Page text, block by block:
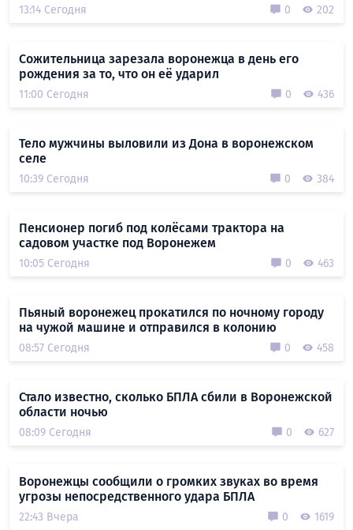
13:14 Сегодня 0 202
Сожительница зарезала воронежца в день его
рождения за то, что он её ударил
11:00 Сегодня 0 436
Тело мужчины выловили из Дона в воронежском
селе
10:39 Сегодня 0 384
Пенсионер погиб под колёсами трактора на
садовом участке под Воронежем
10:05 Сегодня 0 463
Пьяный воронежец прокатился по ночному городу
на чужой машине и отправился в колонию
08:57 Сегодня 0 458
Стало известно, сколько БПЛА сбили в Воронежской
области ночью
08:09 Сегодня 0 627
Воронежцы сообщили о громких звуках во время
угрозы непосредственного удара БПЛА
22:43 Вчера 0 1619